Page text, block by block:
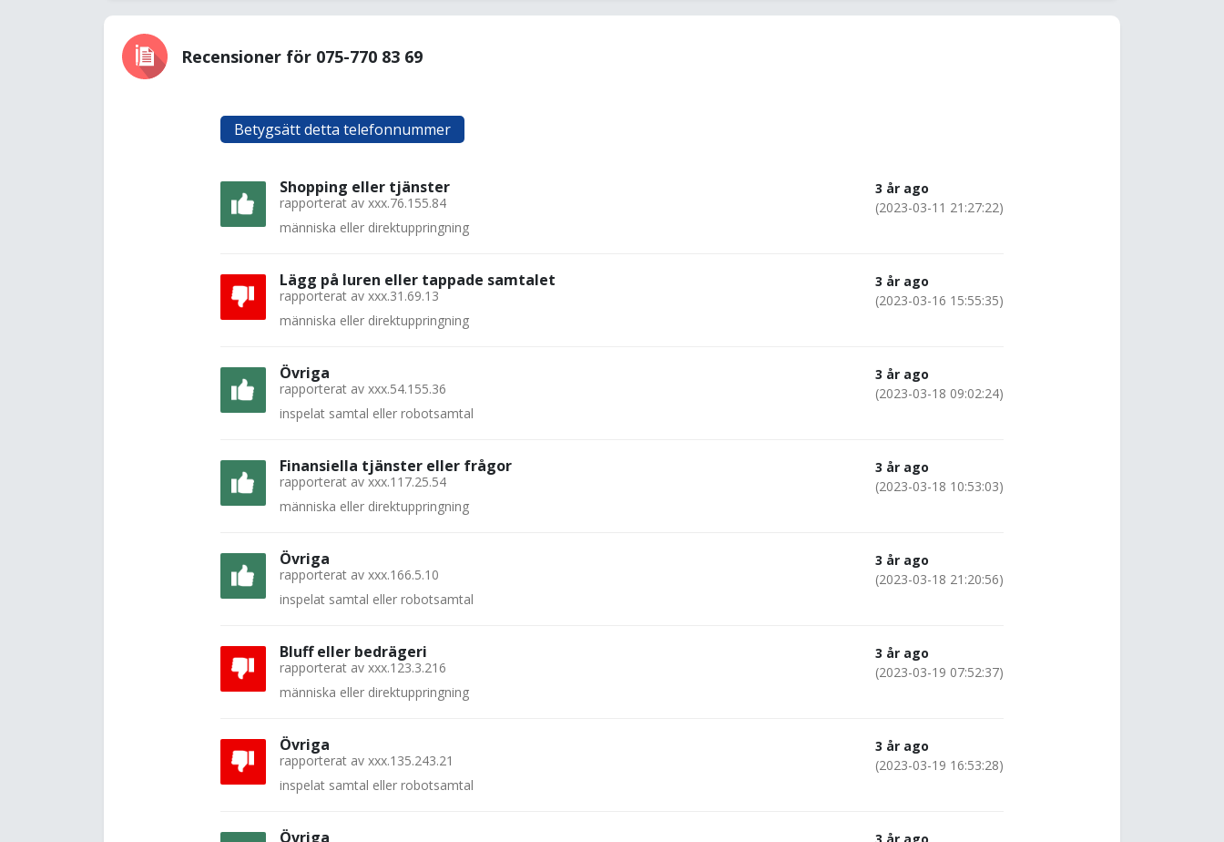
Recensioner för 075-770 83 69
Betygsätt detta telefonnummer
Shopping eller tjänster
rapporterat av xxx.76.155.84
människa eller direktuppringning
3 år ago
(2023-03-11 21:27:22)
Lägg på luren eller tappade samtalet
rapporterat av xxx.31.69.13
människa eller direktuppringning
3 år ago
(2023-03-16 15:55:35)
Övriga
rapporterat av xxx.54.155.36
inspelat samtal eller robotsamtal
3 år ago
(2023-03-18 09:02:24)
Finansiella tjänster eller frågor
rapporterat av xxx.117.25.54
människa eller direktuppringning
3 år ago
(2023-03-18 10:53:03)
Övriga
rapporterat av xxx.166.5.10
inspelat samtal eller robotsamtal
3 år ago
(2023-03-18 21:20:56)
Bluff eller bedrägeri
rapporterat av xxx.123.3.216
människa eller direktuppringning
3 år ago
(2023-03-19 07:52:37)
Övriga
rapporterat av xxx.135.243.21
inspelat samtal eller robotsamtal
3 år ago
(2023-03-19 16:53:28)
Övriga